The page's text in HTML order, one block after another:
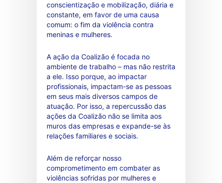
conscientização e mobilização, diária e
constante, em favor de uma causa
comum: o fim da violência contra
meninas e mulheres.
A ação da Coalizão é focada no
ambiente de trabalho – mas não restrita
a ele. Isso porque, ao impactar
profissionais, impactam-se as pessoas
em seus mais diversos campos de
atuação. Por isso, a repercussão das
ações da Coalizão não se limita aos
muros das empresas e expande-se às
relações familiares e sociais.
Além de reforçar nosso
comprometimento em combater as
violências sofridas por mulheres e